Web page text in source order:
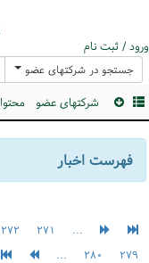
ورود / ثبت نام
جستجو در شرکتهای عضو
شرکتهای عضو محتوا
فهرست اخبار
... ۲۷۱ ۲۷۲
۲۷۹
۲۸۰ ...